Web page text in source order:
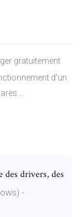
gratuitement
d'un
...
drivers, des
-